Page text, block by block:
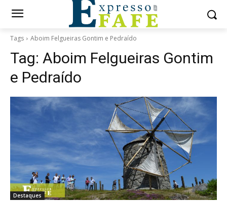
Tags Aboim Felgueiras Gontim e Pedraído
Tag: Aboim Felgueiras Gontim
e Pedraído
Destaques